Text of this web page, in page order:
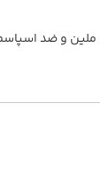
ملین و ضد